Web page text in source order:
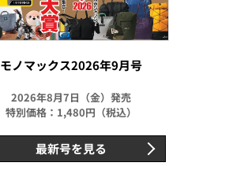
モノマックス2026年9月号
2026年8月7日（金）発売
特別価格：1,480円（税込）
最新号を見る